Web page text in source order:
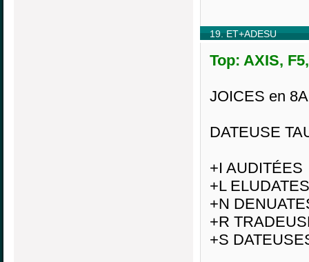
19. ET+ADESU
Top: AXIS,
JOICES en
DATEUSE
+I AUDITÉES
+L ELUDATES
+N
+R
+S